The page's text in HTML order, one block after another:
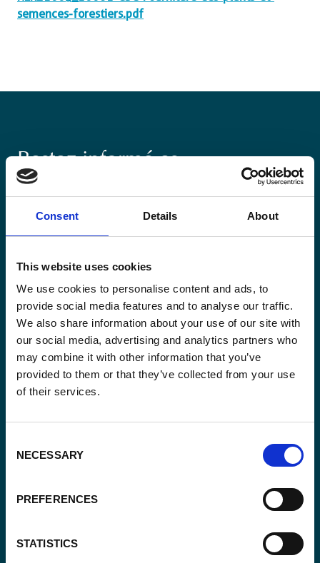
Consent Details About
This website uses cookies
We use cookies to personalise content and ads, to
provide social media features and to analyse our traffic.
We also share information about your use of our site with
our social media, advertising and analytics partners who
may combine it with other information that you’ve
provided to them or that they’ve collected from your use
of their services.
Selection
NECESSARY
PREFERENCES
STATISTICS
semences-forestiers.pdf
Restez informé·es
Suivez nos actions ainsi que les dernières tendances en
matière de coopération au développement.
Email
*
Consent
*
CAPTCHA